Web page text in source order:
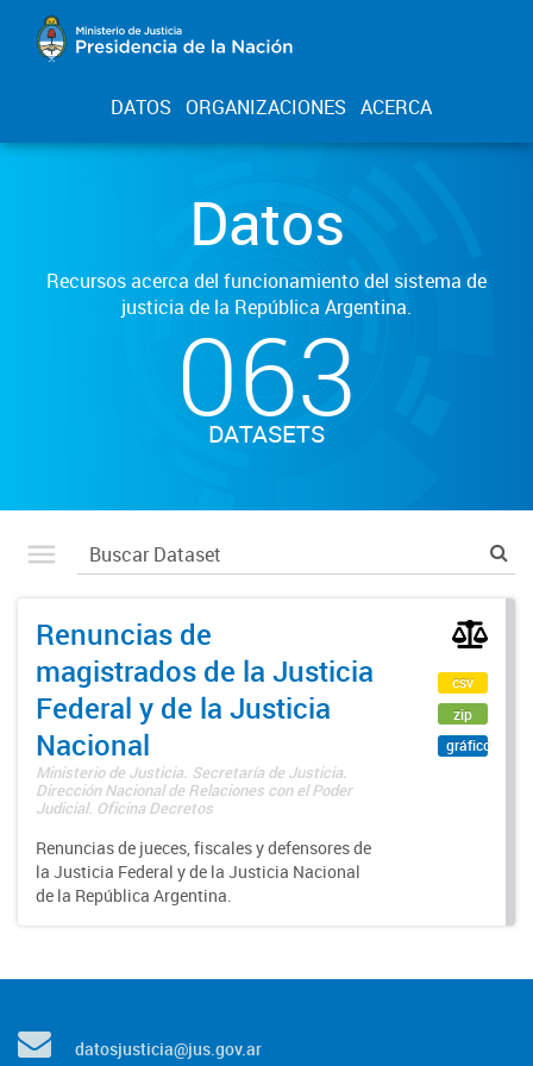
DATOS ORGANIZACIONES ACERCA
Datos
Recursos acerca del funcionamiento del sistema de
justicia de la República Argentina.
063
DATASETS
Renuncias de
magistrados de la Justicia
Federal y de la Justicia
Nacional
Ministerio de Justicia. Secretaría de Justicia.
Dirección Nacional de Relaciones con el Poder
Judicial. Oficina Decretos
Renuncias de jueces, fiscales y defensores de
la Justicia Federal y de la Justicia Nacional
de la República Argentina.
csv
zip
gráfico
datosjusticia@jus.gov.ar